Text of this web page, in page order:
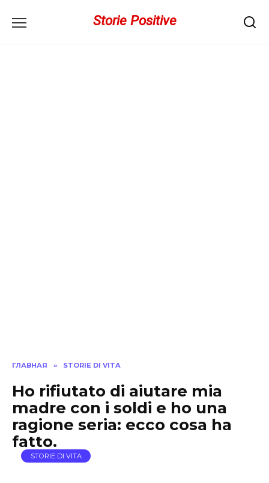
Storie Positive
ГЛАВНАЯ » STORIE DI VITA
Ho rifiutato di aiutare mia
madre con i soldi e ho una
ragione seria: ecco cosa ha
fatto.
STORIE DI VITA